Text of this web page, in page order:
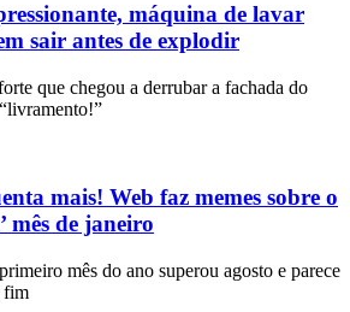
máquina de lavar
sair antes de explodir
que chegou a derrubar a fachada do
mais! Web faz memes sobre o
mês de janeiro
mês do ano superou agosto e parece
fim